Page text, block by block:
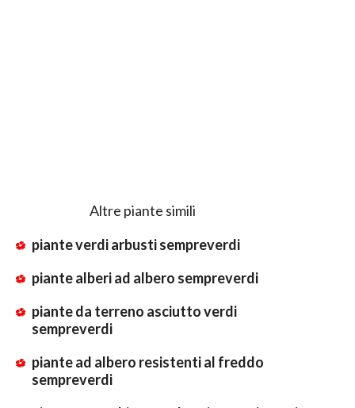
Altre piante simili
piante verdi arbusti sempreverdi
piante alberi ad albero sempreverdi
piante da terreno asciutto verdi
sempreverdi
piante ad albero resistenti al freddo
sempreverdi